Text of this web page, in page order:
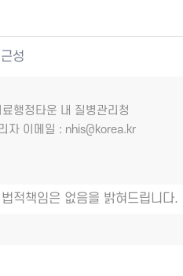
성
행정타운 내 질병관리청
이메일 : nhis@korea.kr
책임은 없음을 밝혀드립니다